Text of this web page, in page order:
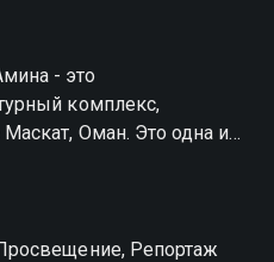
- это
комплекс,
Оман. Это одна из
и одна из самых
Репортаж